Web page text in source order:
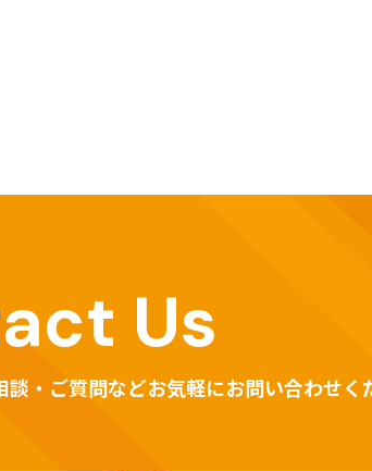
Us
・ご質問などお気軽にお問い合わせく